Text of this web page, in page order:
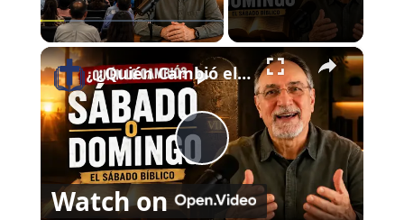
Play Unmute ×
P
¿Quién Cambió el Sábado al Domingo? | El Sábado Bíblico
Watch on